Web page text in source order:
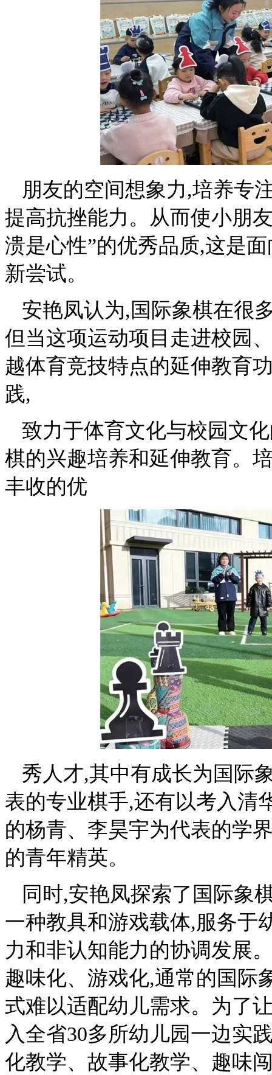
朋友的空间想象力,培养专
提高抗挫能力。从而使小朋
溃是心性”的优秀品质,这是
新尝试。
安艳凤认为,国际象棋在很
但当这项运动项目走进校园
越体育竞技特点的延伸教育
践,
致力于体育文化与校园文
棋的兴趣培养和延伸教育。
丰收的优
秀人才,其中有成长为国际
表的专业棋手,还有以考入清
的杨青、李昊宇为代表的学
的青年精英。
同时,安艳凤探索了国际象
一种教具和游戏载体,服务于
力和非认知能力的协调发展
趣味化、游戏化,通常的国际
式难以适配幼儿需求。为了
入全省30多所幼儿园一边实
化教学、故事化教学、趣味